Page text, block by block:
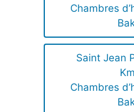
Chambres
Saint Jean
Chambres